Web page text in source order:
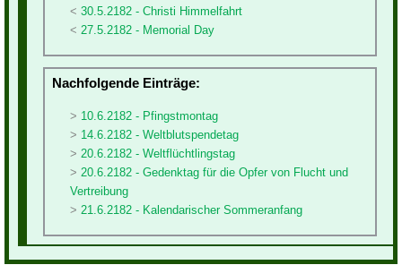
30.5.2182 - Christi Himmelfahrt
27.5.2182 - Memorial Day
Nachfolgende Einträge:
10.6.2182 - Pfingstmontag
14.6.2182 - Weltblutspendetag
20.6.2182 - Weltflüchtlingstag
20.6.2182 - Gedenktag für die Opfer von Flucht und
Vertreibung
21.6.2182 - Kalendarischer Sommeranfang